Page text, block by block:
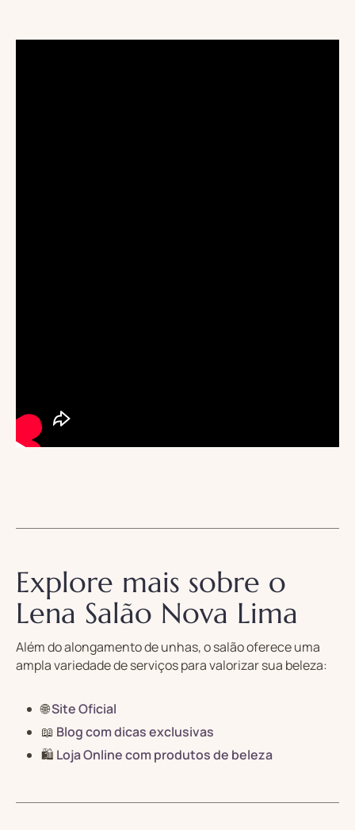
Explore mais sobre o
Lena Salão Nova Lima
Além do alongamento de unhas, o salão oferece uma
ampla variedade de serviços para valorizar sua beleza:
🌐Site Oficial
📖 Blog com dicas exclusivas
🛍️ Loja Online com produtos de beleza